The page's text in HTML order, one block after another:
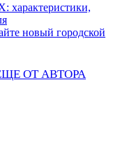
характеристики,
новый городской
ОТ АВТОРА